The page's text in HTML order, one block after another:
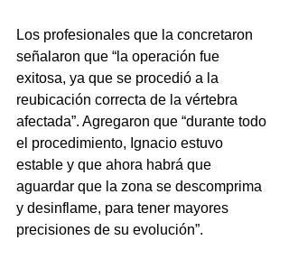
Los profesionales que la concretaron
señalaron que “la operación fue
exitosa, ya que se procedió a la
reubicación correcta de la vértebra
afectada”. Agregaron que “durante todo
el procedimiento, Ignacio estuvo
estable y que ahora habrá que
aguardar que la zona se descomprima
y desinflame, para tener mayores
precisiones de su evolución”.